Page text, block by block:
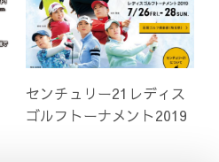
センチュリー21レディス
ゴルフトーナメント2019